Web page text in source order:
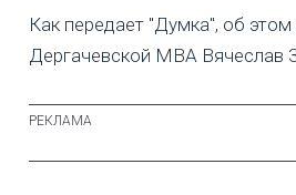
Как передает "Думка", об
Дергачевской МВА Вячеслав